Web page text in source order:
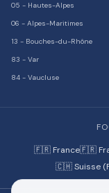
05 - Hautes-Alpes
06 - Alpes-Maritimes
13 - Bouches-du-Rhône
83 - Var
84 - Vaucluse
🇫🇷 France🇫🇷
🇨🇭 Suisse